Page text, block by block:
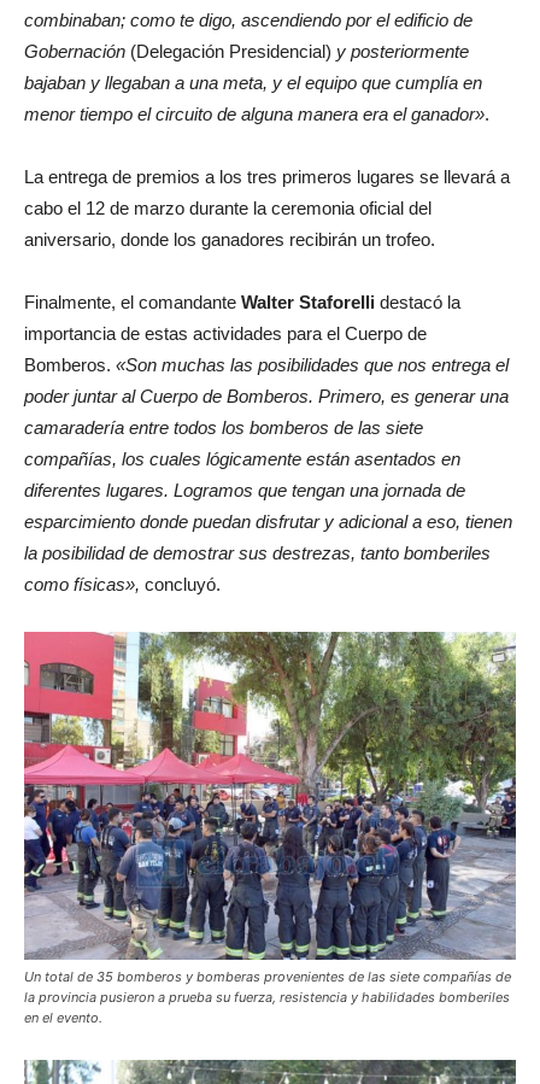
combinaban; como te digo, ascendiendo por el edificio de
Gobernación (Delegación Presidencial) y posteriormente
bajaban y llegaban a una meta, y el equipo que cumplía en
menor tiempo el circuito de alguna manera era el ganador».
La entrega de premios a los tres primeros lugares se llevará a
cabo el 12 de marzo durante la ceremonia oficial del
aniversario, donde los ganadores recibirán un trofeo.
Finalmente, el comandante Walter Staforelli destacó la
importancia de estas actividades para el Cuerpo de
Bomberos. «Son muchas las posibilidades que nos entrega el
poder juntar al Cuerpo de Bomberos. Primero, es generar una
camaradería entre todos los bomberos de las siete
compañías, los cuales lógicamente están asentados en
diferentes lugares. Logramos que tengan una jornada de
esparcimiento donde puedan disfrutar y adicional a eso, tienen
la posibilidad de demostrar sus destrezas, tanto bomberiles
como físicas», concluyó.
Un total de 35 bomberos y bomberas provenientes de las siete compañías de
la provincia pusieron a prueba su fuerza, resistencia y habilidades bomberiles
en el evento.